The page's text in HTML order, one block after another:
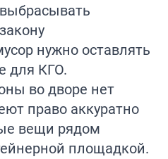
нужно оставлять
для КГО.
во дворе нет
право аккуратно
вещи рядом
площадкой.